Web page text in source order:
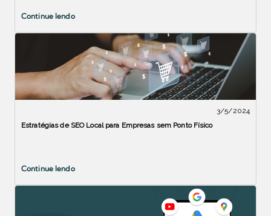
Continue lendo
3/5/2024
Estratégias de SEO Local para Empresas sem Ponto Físico
Continue lendo